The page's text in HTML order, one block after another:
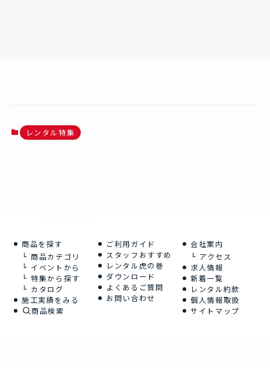
レンタル特集
商品を探す
商品カテゴリ
イベントから
特集から探す
カタログ
施工実績をみる
商品検索
ご利用ガイド
スタッフおすすめ
レンタル虎の巻
ダウンロード
よくあるご質問
お問い合わせ
会社案内
アクセス
求人情報
新着一覧
レンタル約款
個人情報取扱
サイトマップ